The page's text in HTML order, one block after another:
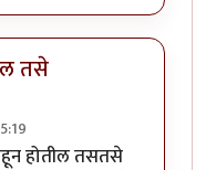
तसे
होतील तसतसे